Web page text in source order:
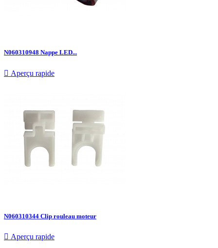
N060310948 Nappe LED...
 Aperçu rapide
N060310344 Clip rouleau moteur
 Aperçu rapide